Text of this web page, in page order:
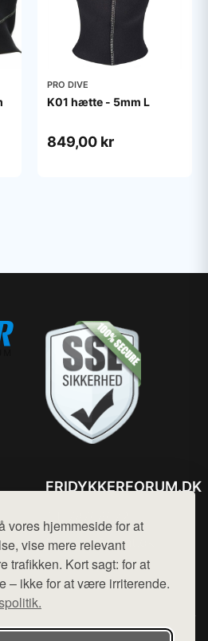
vores hjemmeside for at
vise mere relevant
trafikken. Kort sagt: for at
– ikke for at være irriterende.
PRO DIVE
K01 hætte - 5mm L
849,00 kr
FRIDYKKERFORUM.DK
Mail: hej@want.dk
Cookie- og privatlivspolitik